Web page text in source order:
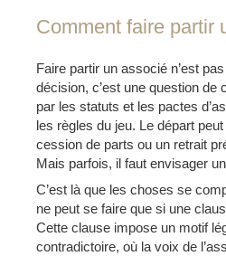
Comment faire partir
Faire partir un associé n’est
décision, c’est une question de
par les statuts et les pactes
les règles du jeu. Le départ
cession de parts ou un retrait
Mais parfois, il faut envisager
C’est là que les choses se
ne peut se faire que si une
Cette clause impose un motif
contradictoire, où la voix de